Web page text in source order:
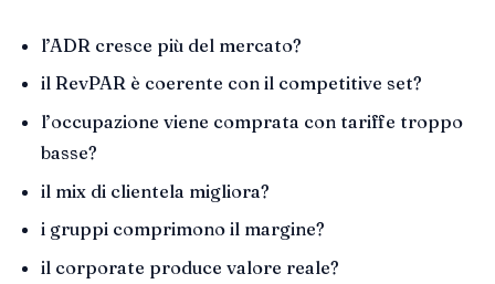
l’ADR cresce più del mercato?
il RevPAR è coerente con il competitive set?
l’occupazione viene comprata con tariffe troppo
basse?
il mix di clientela migliora?
i gruppi comprimono il margine?
il corporate produce valore reale?